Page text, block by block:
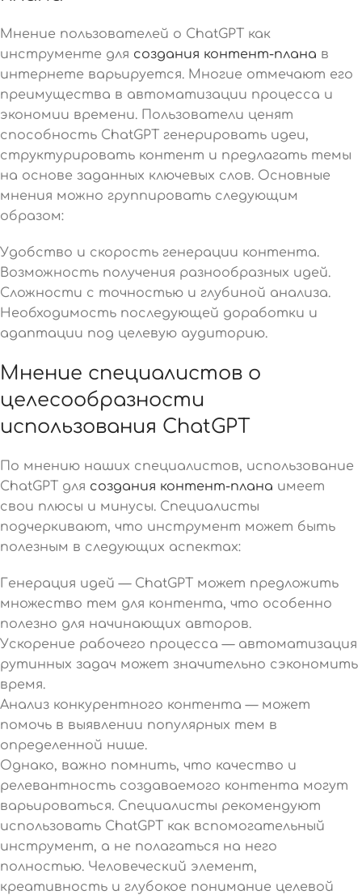
Мнение пользователей о ChatGPT как
инструменте для создания контент-плана в
интернете варьируется. Многие отмечают его
преимущества в автоматизации процесса и
экономии времени. Пользователи ценят
способность ChatGPT генерировать идеи,
структурировать контент и предлагать темы
на основе заданных ключевых слов. Основные
мнения можно группировать следующим
образом:
Удобство и скорость генерации контента.
Возможность получения разнообразных идей.
Сложности с точностью и глубиной анализа.
Необходимость последующей доработки и
адаптации под целевую аудиторию.
Мнение специалистов о
целесообразности
использования ChatGPT
По мнению наших специалистов, использование
ChatGPT для создания контент-плана имеет
свои плюсы и минусы. Специалисты
подчеркивают, что инструмент может быть
полезным в следующих аспектах:
Генерация идей — ChatGPT может предложить
множество тем для контента, что особенно
полезно для начинающих авторов.
Ускорение рабочего процесса — автоматизация
рутинных задач может значительно сэкономить
время.
Анализ конкурентного контента — может
помочь в выявлении популярных тем в
определенной нише.
Однако, важно помнить, что качество и
релевантность создаваемого контента могут
варьироваться. Специалисты рекомендуют
использовать ChatGPT как вспомогательный
инструмент, а не полагаться на него
полностью. Человеческий элемент,
креативность и глубокое понимание целевой